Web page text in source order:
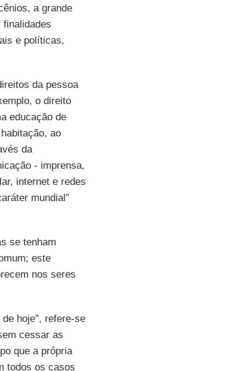
a grande
e políticas,
da pessoa
o direito
educação de
ao
da
- imprensa,
internet e redes
mundial”
se tenham
este
nos seres
hoje”, refere-se
cessar as
que a própria
todos os casos